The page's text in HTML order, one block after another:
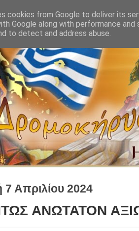
7 Απριλίου 2024
ΑΝΩΤΑΤΟΝ
cookies from Google to deliver its
Google along with performance
to detect and address abuse.